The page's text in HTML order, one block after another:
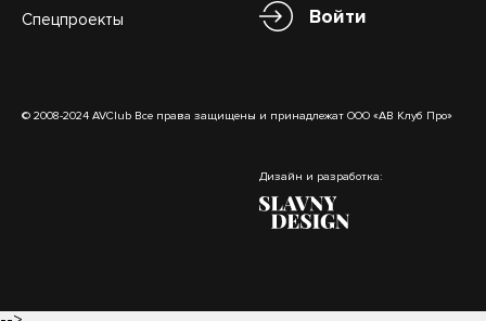
Спецпроекты
Войти
© 2008-2024 AVClub Все права защищены и принадлежат ООО «АВ Клуб Про»
Дизайн и разработка: